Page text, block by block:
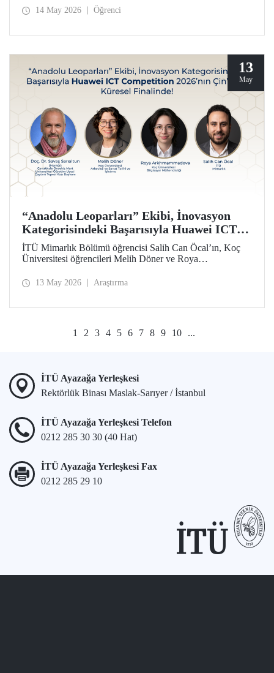
14 May 2026 Öğrenci
13
May
“Anadolu Leoparları” Ekibi, İnovasyon
Kategorisindeki Başarısıyla Huawei ICT
Competition 2026’nın Çin’deki Küresel
Finalinde!
İTÜ Mimarlık Bölümü öğrencisi Salih Can Öcal’ın, Koç
Üniversitesi öğrencileri Melih Döner ve Roya
ekibi, “Çayönü AI-VR Experience” isimli projesiyle
13 May 2026 Araştırma
1 2 3 4 5 6 7 8 9 10 ...
İTÜ Ayazağa Yerleşkesi
Rektörlük Binası Maslak-Sarıyer / İstanbul
İTÜ Ayazağa Yerleşkesi Telefon
0212 285 30 30 (40 Hat)
İTÜ Ayazağa Yerleşkesi Fax
0212 285 29 10